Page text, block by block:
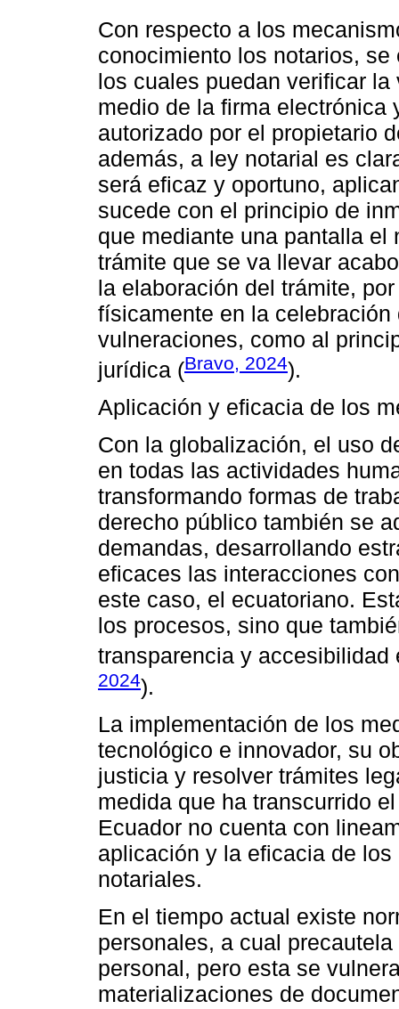
Con respecto a los
conocimiento los notarios,
los cuales puedan verificar
medio de la firma electrónica
autorizado por el propietario
además, a ley notarial es
será eficaz y oportuno,
sucede con el principio de
que mediante una pantalla
trámite que se va llevar
la elaboración del trámite,
físicamente en la
vulneraciones, como al
jurídica (Bravo, 2024).
Aplicación y eficacia de los
Con la globalización, el uso
en todas las actividades
transformando formas de
derecho público también se
demandas, desarrollando
eficaces las interacciones
este caso, el ecuatoriano.
los procesos, sino que
transparencia y
2024).
La implementación de los
tecnológico e innovador, su
justicia y resolver trámites
medida que ha transcurrido
Ecuador no cuenta con
aplicación y la eficacia de
notariales.
En el tiempo actual existe
personales, a cual
personal, pero esta se
materializaciones de